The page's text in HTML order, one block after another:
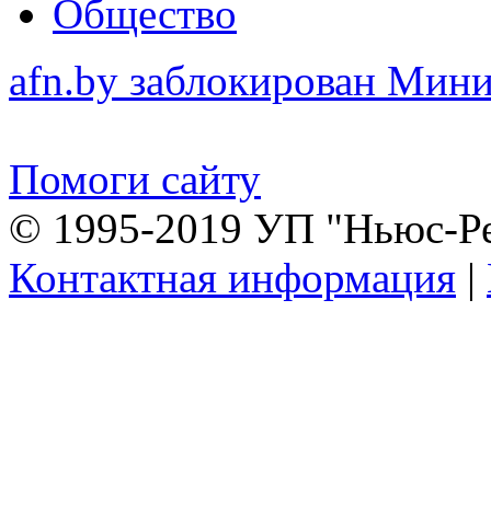
Общество
afn.by заблокирован
Помоги сайту
© 1995-2019 УП "Ньюс-
Контактная информация |